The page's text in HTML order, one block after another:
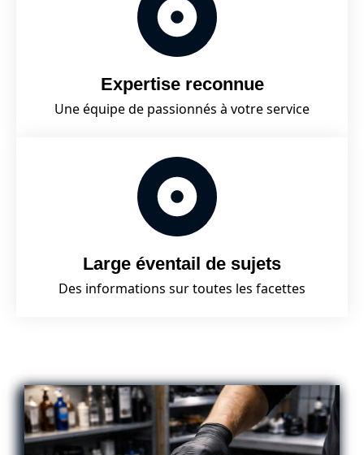
Expertise reconnue
Une équipe de passionnés à votre service
Large éventail de sujets
Des informations sur toutes les facettes